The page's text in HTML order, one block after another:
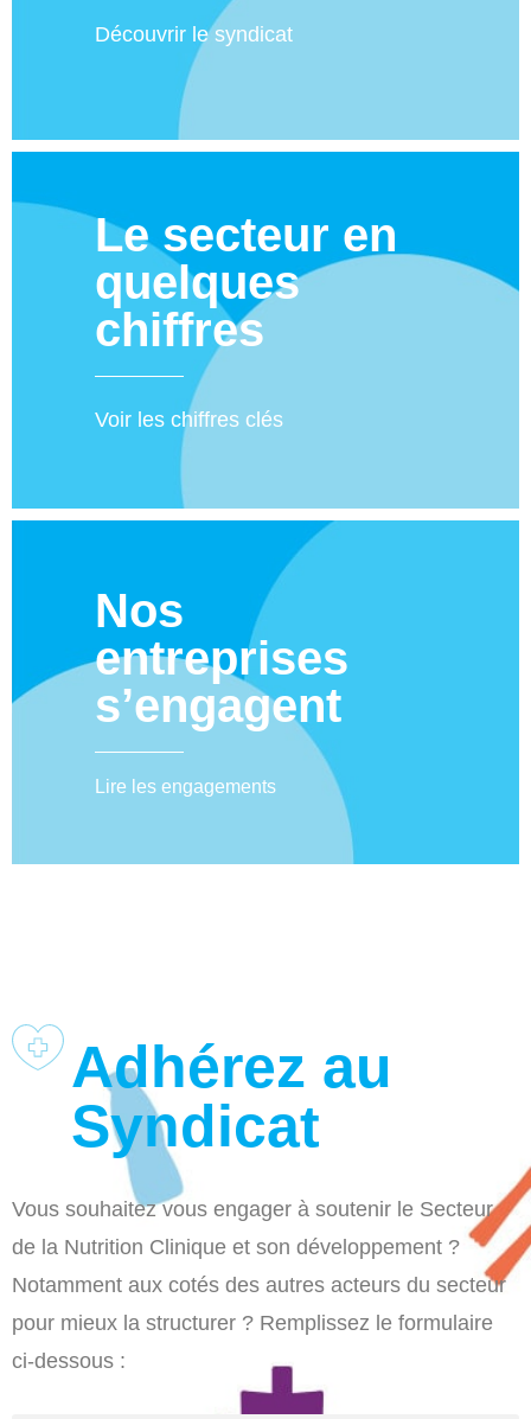
Découvrir le syndicat
Le secteur en
quelques
chiffres
Voir les chiffres clés
Nos
entreprises
s’engagent
Lire les engagements
Adhérez au
Syndicat
Vous souhaitez vous engager à soutenir le Secteur
de la Nutrition Clinique et son développement ?
Notamment aux cotés des autres acteurs du secteur
pour mieux la structurer ? Remplissez le formulaire
ci-dessous :